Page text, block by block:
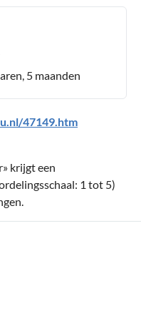
5 maanden
47149.htm
» krijgt een
1 tot 5)